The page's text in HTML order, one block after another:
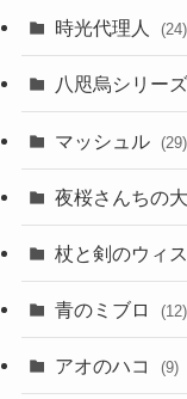
時光代理人 (24)
八咫烏シリーズ
マッシュル (29)
夜桜さんちの
杖と剣のウィ
青のミブロ (12)
アオのハコ (9)